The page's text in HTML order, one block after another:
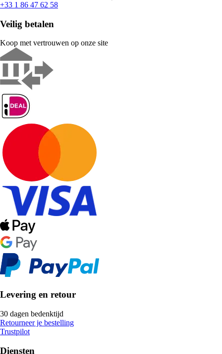
+33 1 86 47 62 58
Veilig betalen
Koop met vertrouwen op onze site
Levering en retour
30 dagen bedenktijd
Retourneer je bestelling
Trustpilot
Diensten